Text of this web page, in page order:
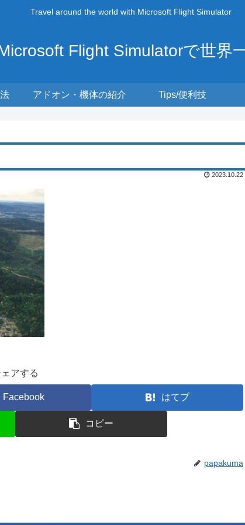
Travel around the world with Microsoft Flight Simulator
Flight Simulatorで世界
アドオン・機体の紹介 Tips/便利技
2023.10.22
アする
Facebook はてブ
コピー
papakuma